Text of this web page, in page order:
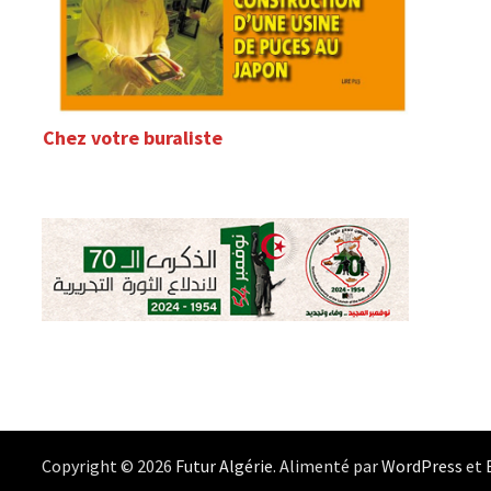
Chez votre buraliste
Copyright © 2026 Futur Algérie. Alimenté parWordPress et